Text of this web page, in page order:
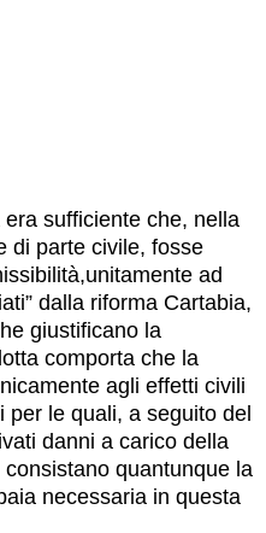
sufficiente che, nella
di parte civile, fosse
ad
dalla riforma Cartabia,
giustificano la
comporta che la
agli effetti civili
per le quali, a seguito del
danni a carico della
quantunque la
necessaria in questa